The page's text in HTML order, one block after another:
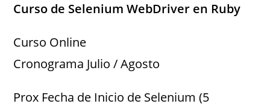
Curso de Selenium WebDriver en Ruby
Curso Online
Cronograma Julio / Agosto
Prox Fecha de Inicio de Selenium (5